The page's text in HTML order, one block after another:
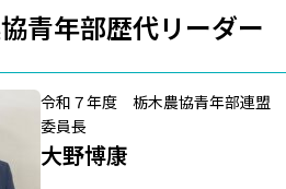
青年部歴代リーダー
令和７年度 栃木農協青年部連盟
委員長
大野博康